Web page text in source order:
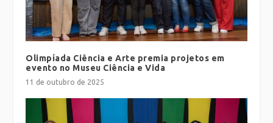
Olimpíada Ciência e Arte premia projetos em
evento no Museu Ciência e Vida
11 de outubro de 2025